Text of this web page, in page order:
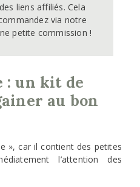
liens affiliés. Cela
via notre
petite commission !
: un kit de
au bon
», car il contient des petites
l’attention des